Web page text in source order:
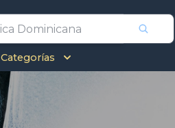
Categorías